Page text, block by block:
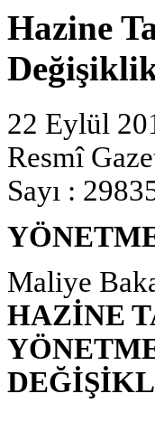
Hazine
22 Eylül
Resmî
Sayı :
Maliye
HAZİNE